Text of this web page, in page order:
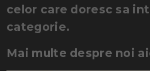
celor care doresc sa
categorie.
Mai multe despre noi